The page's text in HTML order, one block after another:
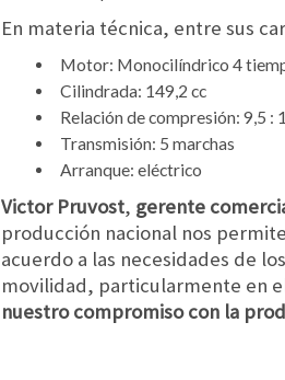
En materia técnica, entre sus
Motor: Monocilíndrico 4
Cilindrada: 149,2 cc
Relación de compresión: 9,5 : 1
Transmisión: 5 marchas
Arranque: eléctrico
Victor Pruvost, gerente
producción nacional nos
acuerdo a las necesidades de
movilidad, particularmente en
nuestro compromiso con la